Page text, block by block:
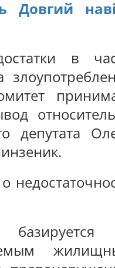
Довгий
в
депутата
базируется